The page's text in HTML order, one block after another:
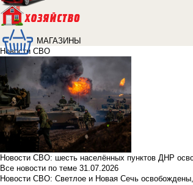
МАГАЗИНЫ
Новости СВО
Новости СВО: шесть населённых пунктов ДНР
Все новости по теме 31.07.2026
Новости СВО: Светлое и Новая Сечь